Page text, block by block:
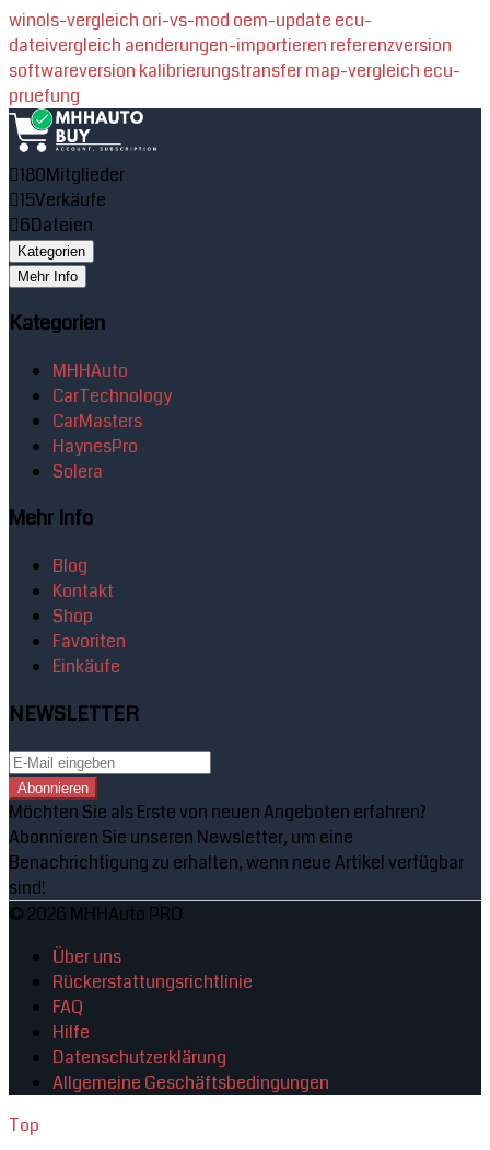
winols-vergleich ori-vs-mod oem-update ecu-
dateivergleich aenderungen-importieren referenzversion
softwareversion kalibrierungstransfermap-vergleich ecu-
pruefung
180Mitglieder
15Verkäufe
6Dateien
Kategorien
Mehr Info
Kategorien
MHHAuto
CarTechnology
CarMasters
HaynesPro
Solera
Mehr Info
Blog
Kontakt
Shop
Favoriten
Einkäufe
NEWSLETTER
Abonnieren
Möchten Sie als Erste von neuen Angeboten erfahren?
Abonnieren Sie unseren Newsletter, um eine
Benachrichtigung zu erhalten, wenn neue Artikel verfügbar
sind!
© 2026 MHHAuto PRO
Über uns
Rückerstattungsrichtlinie
FAQ
Hilfe
Datenschutzerklärung
Allgemeine Geschäftsbedingungen
Top